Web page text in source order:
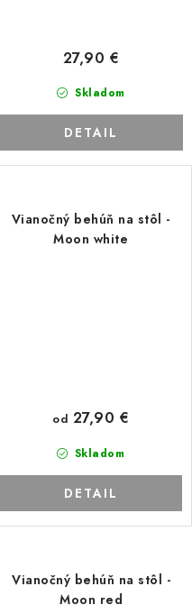
Skladom
27,90 €
DETAIL
Vianočný behúň na stôl -
Moon white
Skladom
od 27,90 €
DETAIL
Vianočný behúň na stôl -
Moon red